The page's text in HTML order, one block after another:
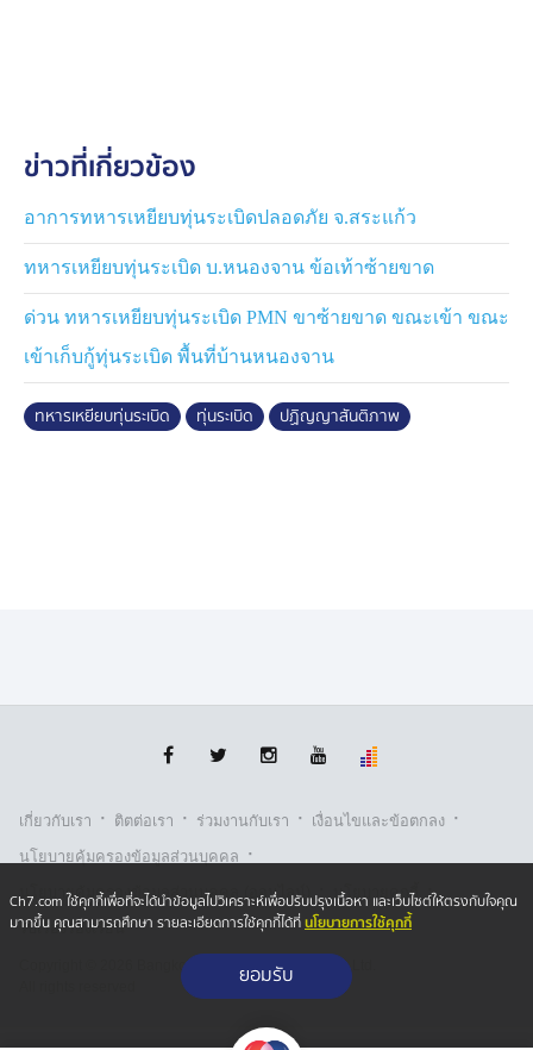
กัมพูชาได้วางกับระเบิดลูกใหม่ที่ชายแดนไทย ซึ่งเป็นที่ทราบ
กัมพูชาในช่วงทศวรรษ 1970 และ 1980 ตามแนวชายแดน
กัมพูชา ยังไม่ได้รับการเคลียร์ เนื่องจากความยากลำบาก
และสถานะของพื้นที่ชายแดน ยังไม่ถถูกปักปัน
รัฐบาลกัมพูชา ต้องการยืนยันว่า กัมพูชาจะยังคงมุ่งมั่นที่จะ
ปฏิบัติตามปฏิญญาร่วม ซึ่งลงนามท่ามกลางเสียงปรบมือ
จากประชาคมระหว่างประเทศ ซึ่งกัมพูชาในฐานะผู้
สนับสนุน และเป็นรัฐภาคีอนุสัญญาห้ามทุ่นระเบิดต่อต้าน
ข่าวที่เกี่ยวข้อง
อาการทหารเหยียบทุ่นระเบิดปลอดภัย จ.สระแก้ว
ทหารเหยียบทุ่นระเบิด บ.หนองจาน ข้อเท้าซ้ายขาด
ด่วน ทหารเหยียบทุ่นระเบิด PMN ขาซ้ายขาด ขณะเข้า ขณะ
เข้าเก็บกู้ทุ่นระเบิด พื้นที่บ้านหนองจาน
ทหารเหยียบทุ่นระเบิด ทุ่นระเบิด ปฏิญญาสันติภาพ
เกี่ยวกับเรา · ติตต่อเรา · ร่วมงานกับเรา · เงื่อนไขและข้อตกลง ·
นโยบายคุ้มครองข้อมูลส่วนบุคคล ·
นโยบายคุ้มครองข้อมูลส่วนบุคคล (ออนไลน์) · นโยบายคุกกี้ ·
รับเรื่องร้องเรียน
Copyright © 2026 Bangkok Broadcasting & T.V. Co.,Ltd.
Ch7.com ใช้คุกกี้เพื่อที่จะได้นำข้อมูลไปวิเคราะห์เพื่อปรับปรุงเนื้อหา และเว็บไซต์ให้ตรงกับใจคุณ
มากขึ้น คุณสามารถศึกษา รายละเอียดการใช้คุกกี้ได้ที่นโยบายการใช้คุกกี้
ยอมรับ